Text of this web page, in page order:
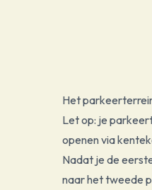
Het
Let op: je
openen via
Nadat je de
naar het tweede